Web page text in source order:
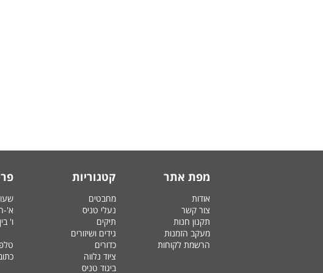
מפת אתר קטגוריות
אודות
צור קשר
תקנון חנות
מעקב הזמנות
הרשמת לקוחות
מחבטים
נעלי טניס
תיקים
גידים ושיזורים
כדורים
ציוד נלווה
ביגוד טניס
א'-ה'
ו' בין
טלפון: